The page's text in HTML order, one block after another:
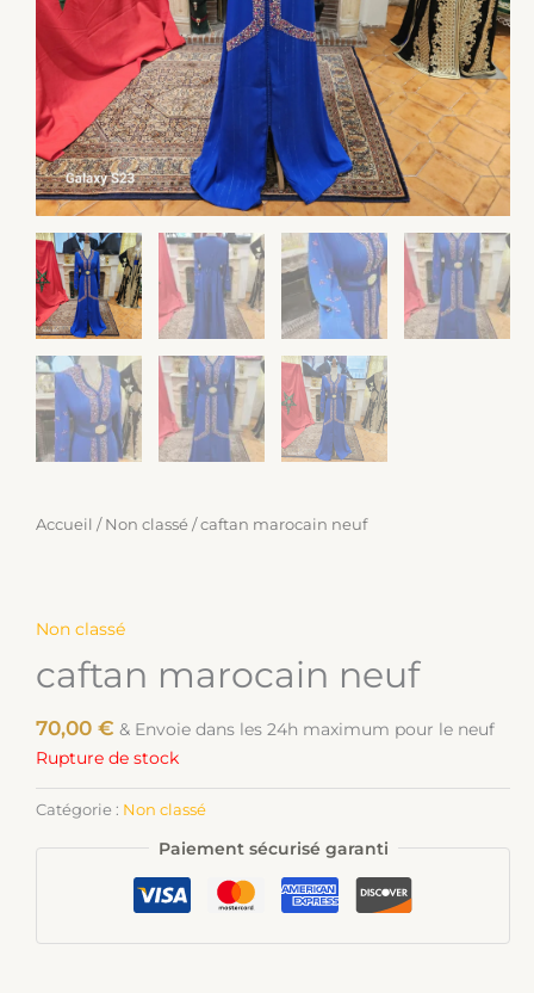
Accueil / Non classé / caftan marocain neuf
Non classé
caftan marocain neuf
70,00 € & Envoie dans les 24h maximum pour le neuf
Rupture de stock
Catégorie : Non classé
Paiement sécurisé garanti